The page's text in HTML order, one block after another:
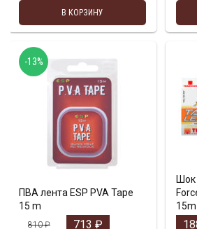
В КОРЗИНУ
ПВА лента ESP PVA Tape
15 m
810₽ 713 ₽
-13%
Шок